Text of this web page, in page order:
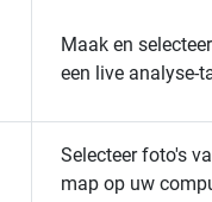
Maak en
een live analyse-
Selecteer foto's
map op uw